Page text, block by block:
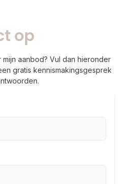
op
aanbod? Vul dan hieronder
gratis kennismakingsgesprek